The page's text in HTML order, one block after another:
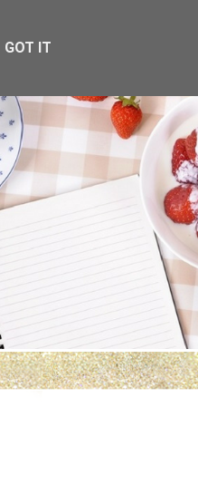
GOT IT